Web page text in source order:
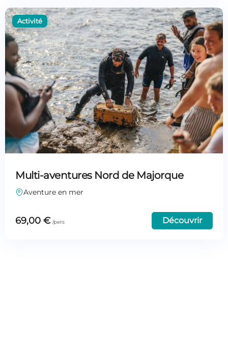
Multi-aventures Nord de Majorque
Aventure en mer
69,00 € Découvrir